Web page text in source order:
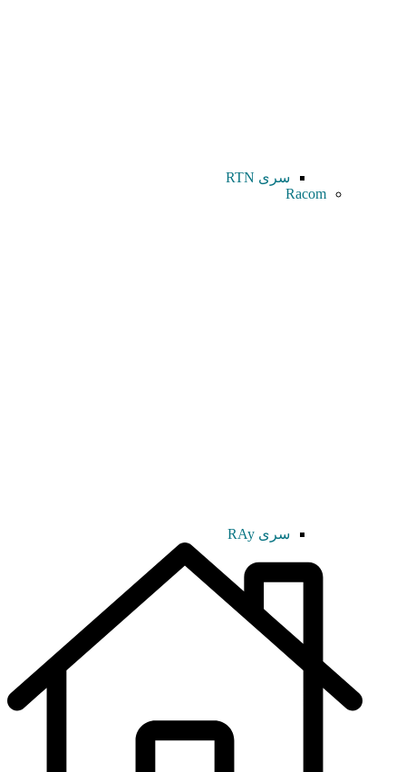
سری RTN
Racom
سری RAy